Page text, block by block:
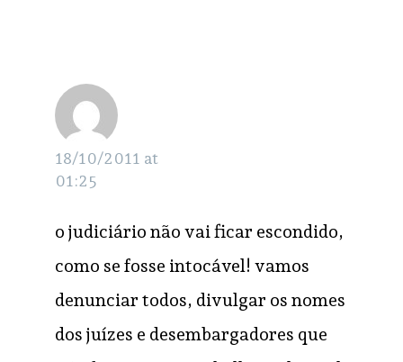
18/10/2011 at
01:25
o judiciário não vai ficar escondido,
como se fosse intocável! vamos
denunciar todos, divulgar os nomes
dos juízes e desembargadores que